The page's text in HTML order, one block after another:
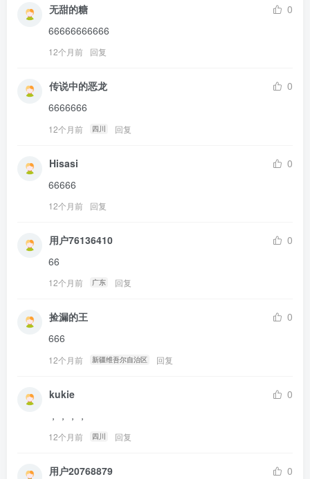
无甜的糖
0
66666666666
12个月前 回复
传说中的恶龙
0
6666666
12个月前 四川 回复
Hisasi
0
66666
12个月前 回复
用户76136410
0
66
12个月前 广东 回复
捡漏的王
0
666
12个月前 新疆维吾尔自治区 回复
kukie
0
，，，，
12个月前 四川 回复
用户20768879
0